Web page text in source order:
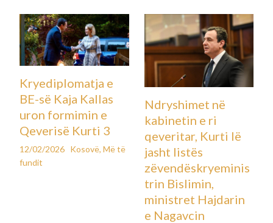
Kryediplomatja e
BE-së Kaja Kallas
uron formimin e
Qeverisë Kurti 3
12/02/2026 Kosovë,Më të
fundit
Ndryshimet në
kabinetin e ri
qeveritar, Kurti lë
jasht listës
zëvendëskryeminis
trin Bislimin,
ministret Hajdarin
e Nagavcin